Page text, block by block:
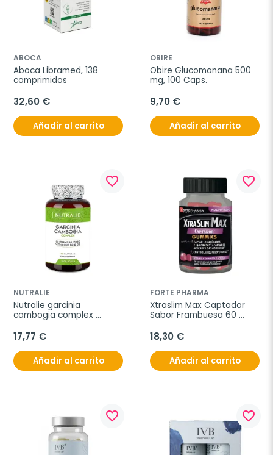
ABOCA
Aboca Libramed, 138
comprimidos
32,60 €
Añadir al carrito
OBIRE
Obire Glucomanana 500
mg, 100 Caps.
9,70 €
Añadir al carrito
favorite_border
NUTRALIE
Nutralie garcinia
cambogia complex
cápsulas
17,77 €
Añadir al carrito
favorite_border
FORTE PHARMA
Xtraslim Max Captador
Sabor Frambuesa 60
18,30 €
Añadir al carrito
favorite_border favorite_border